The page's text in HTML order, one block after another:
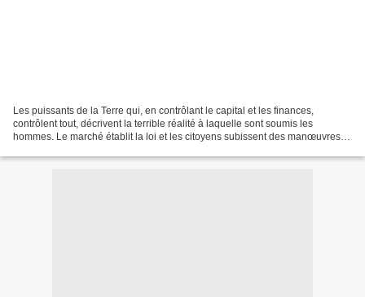
Les puissants de la Terre qui, en contrôlant le capital et les finances,
contrôlent tout, décrivent la terrible réalité à laquelle sont soumis les
hommes. Le marché établit la loi et les citoyens subissent des manœuvres